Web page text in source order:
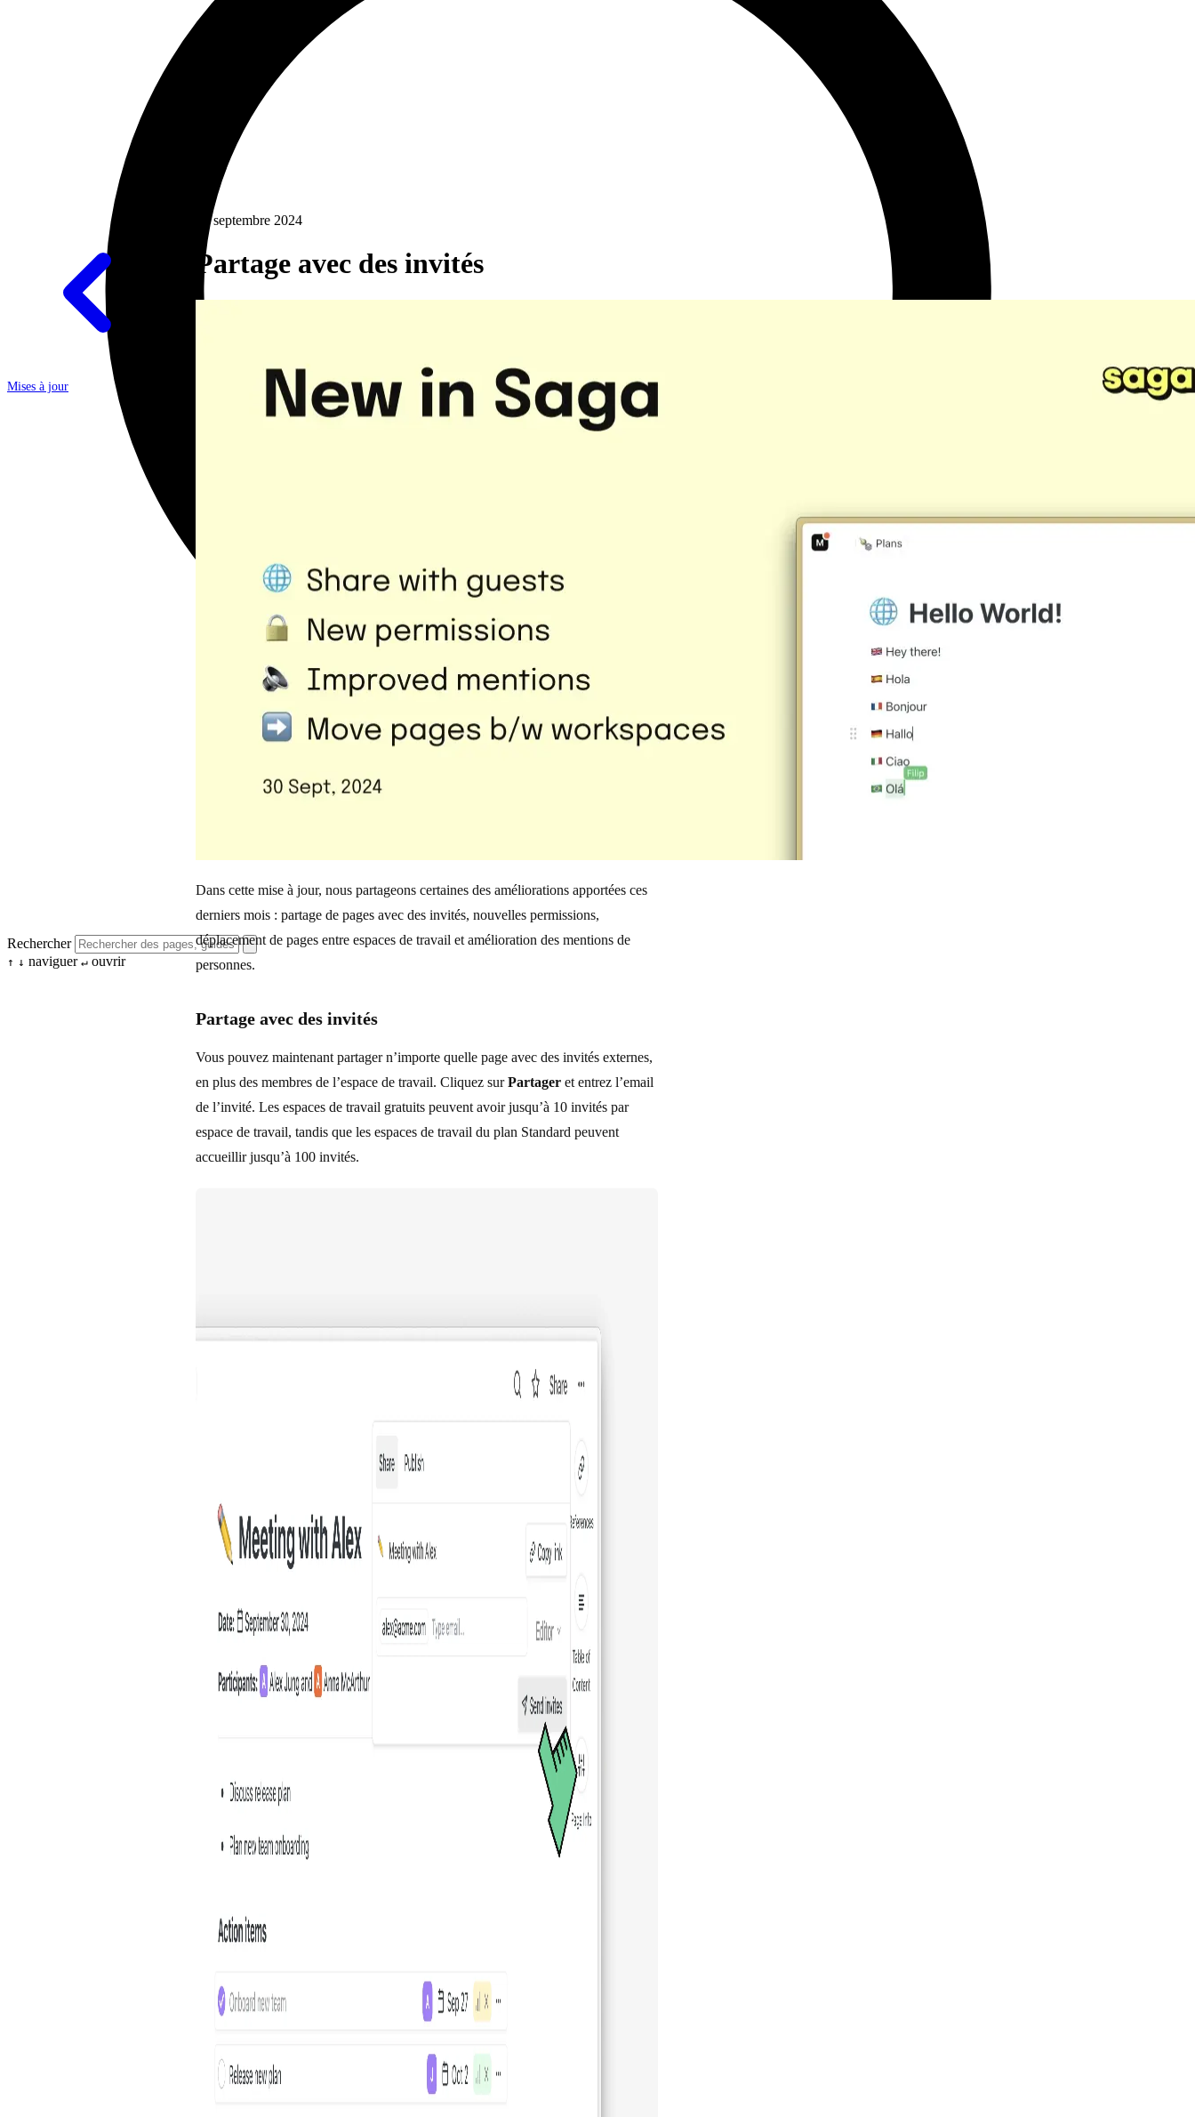
Rechercher
↑ ↓ naviguer ↵ ouvrir
Mises à jour
30 septembre 2024
Partage avec des invités
Dans cette mise à jour, nous partageons certaines des améliorations apportées ces
derniers mois : partage de pages avec des invités, nouvelles permissions,
déplacement de pages entre espaces de travail et amélioration des mentions de
personnes.
Partage avec des invités
Vous pouvez maintenant partager n’importe quelle page avec des invités externes,
en plus des membres de l’espace de travail. Cliquez surPartager et entrez l’email
de l’invité. Les espaces de travail gratuits peuvent avoir jusqu’à 10 invités par
espace de travail, tandis que les espaces de travail du plan Standard peuvent
accueillir jusqu’à 100 invités.